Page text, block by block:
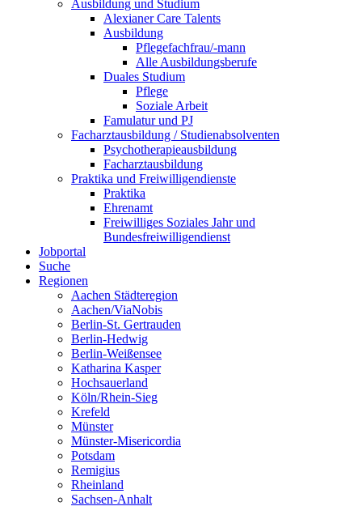
Ausbildung und Studium
Alexianer Care Talents
Ausbildung
Pflegefachfrau/-mann
Alle Ausbildungsberufe
Duales Studium
Pflege
Soziale Arbeit
Famulatur und PJ
Facharztausbildung / Studienabsolventen
Psychotherapieausbildung
Facharztausbildung
Praktika und Freiwilligendienste
Praktika
Ehrenamt
Freiwilliges Soziales Jahr und
Bundesfreiwilligendienst
Jobportal
Suche
Regionen
Aachen Städteregion
Aachen/ViaNobis
Berlin-St. Gertrauden
Berlin-Hedwig
Berlin-Weißensee
Katharina Kasper
Hochsauerland
Köln/Rhein-Sieg
Krefeld
Münster
Münster-Misericordia
Potsdam
Remigius
Rheinland
Sachsen-Anhalt